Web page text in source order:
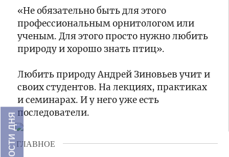
депутаты
Госдумы
компенсации
ипотечных
кредитов
для
своих
–
вопрос
проработан
по
поручению
главы
Тверской
области
13:40
В
Тверской
области
состоится
день
работы
выездных
приемных
комиссий
Виталий
наша
стратегия
–
сделать
область
13:05
В
создали
«Не обязательно быть для этого
профессиональным орнитологом или
ученым. Для этого просто нужно любить
природу и хорошо знать птиц».
Любить природу Андрей Зиновьев учит и
своих студентов. На лекциях, практиках
и семинарах. И у него уже есть
последователи.
ГЛАВНОЕ